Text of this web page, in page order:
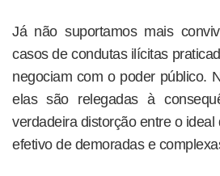
Já não suportamos mais
casos de condutas ilícitas
negociam com o poder público.
elas são relegadas à
verdadeira distorção entre o
efetivo de demoradas e